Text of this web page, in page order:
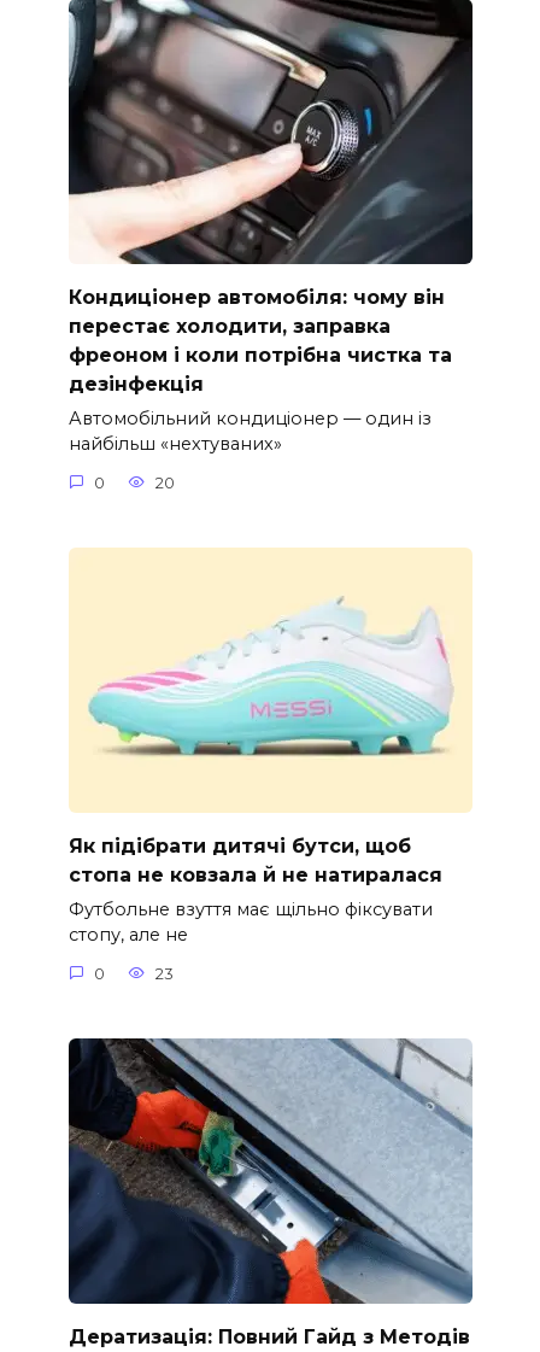
Кондиціонер автомобіля: чому він
перестає холодити, заправка
фреоном і коли потрібна чистка та
дезінфекція
Автомобільний кондиціонер — один із
найбільш «нехтуваних»
0 20
Як підібрати дитячі бутси, щоб
стопа не ковзала й не натиралася
Футбольне взуття має щільно фіксувати
стопу, але не
0 23
Дератизація: Повний Гайд з Методів